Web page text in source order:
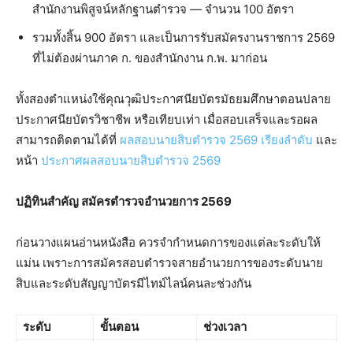
สำนักงานพิสูจน์หลักฐานตำรวจ — จำนวน 100 อัตรา
รวมทั้งสิ้น 900 อัตรา และเป็นการรับสมัครงานราชการ 2569
ที่ไม่ต้องผ่านภาค ก. ของสำนักงาน ก.พ. มาก่อน
ทั้งสองตำแหน่งใช้คุณวุฒิประกาศนียบัตรมัธยมศึกษาตอนปลาย
ประกาศนียบัตรวิชาชีพ หรือเทียบเท่า เมื่อสอบเสร็จและรอผล
สามารถติดตามได้ที่ ผลสอบนายสิบตำรวจ 2569 เรียงลำดับ และ
หน้า ประกาศผลสอบนายสิบตำรวจ 2569
ปฏิทินสำคัญ สมัครตำรวจอำนวยการ 2569
ก่อนวางแผนอ่านหนังสือ ควรจำกำหนดการของแต่ละระดับให้
แม่น เพราะการสมัครสอบตำรวจสายอำนวยการของระดับนาย
สิบและระดับสัญญาบัตรมีไทม์ไลน์คนละช่วงกัน
ระดับ ขั้นตอน ช่วงเวลา